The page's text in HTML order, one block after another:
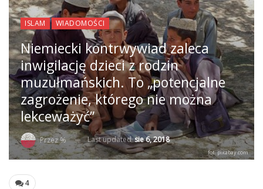
ISLAM WIADOMOŚCI
Niemiecki kontrwywiad zaleca
inwigilację dzieci z rodzin
muzułmańskich. To „potencjalne
zagrożenie, którego nie można
lekceważyć”
Przez % Last updatedsie 6, 2018
fot. pixabay.com
4